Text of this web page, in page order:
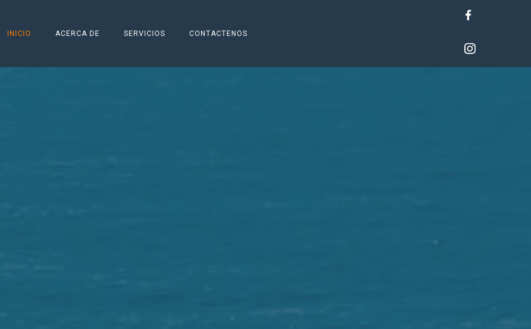
INICIO ACERCA DE SERVICIOS CONTACTENOS